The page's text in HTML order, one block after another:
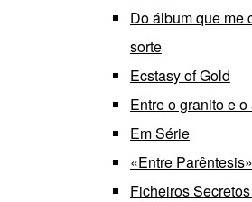
Do álbum que me
sorte
Ecstasy of Gold
Entre o granito e
Em Série
«Entre Parêntesis»
Ficheiros